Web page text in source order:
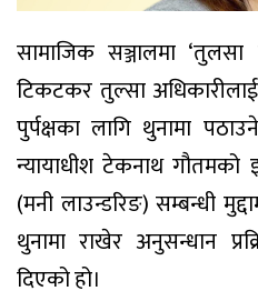
सामाजिक सञ्जालमा
टिकटकर तुल्सा
पुर्पक्षका लागि थुनामा
न्यायाधीश टेकनाथ
(मनी लाउन्डरिङ) सम्बन्धी
थुनामा राखेर अनुसन्धान
दिएको हो।